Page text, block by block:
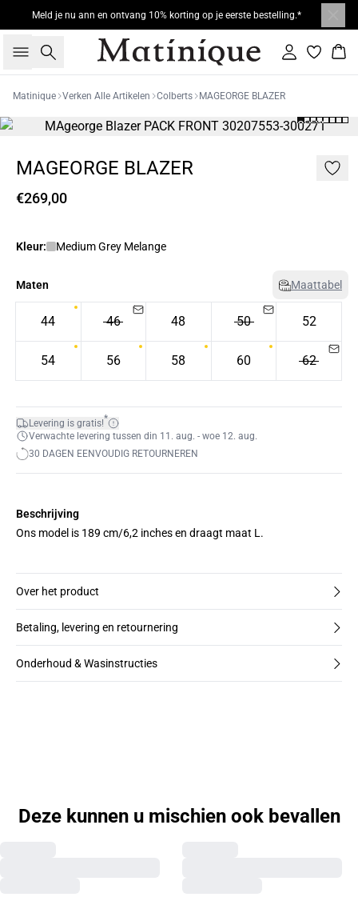
Meld je nu ann en ontvang 10% korting op je eerste bestelling.*
Zoeken Inloggen
Matinique Verken Alle Artikelen Colberts MAGEORGE BLAZER
MAGEORGE BLAZER
€269,00
Kleur: Medium Grey Melange
Maten Maattabel
44 46 48 50 52
54 56 58 60 62
Levering is gratis!*
Verwachte levering tussen din 11. aug. - woe 12. aug.
30 DAGEN EENVOUDIG RETOURNEREN
Beschrijving
Ons model is 189 cm/6,2 inches en draagt maat L.
Over het product
Betaling, levering en retournering
Onderhoud & Wasinstructies
Deze kunnen u mischien ook bevallen